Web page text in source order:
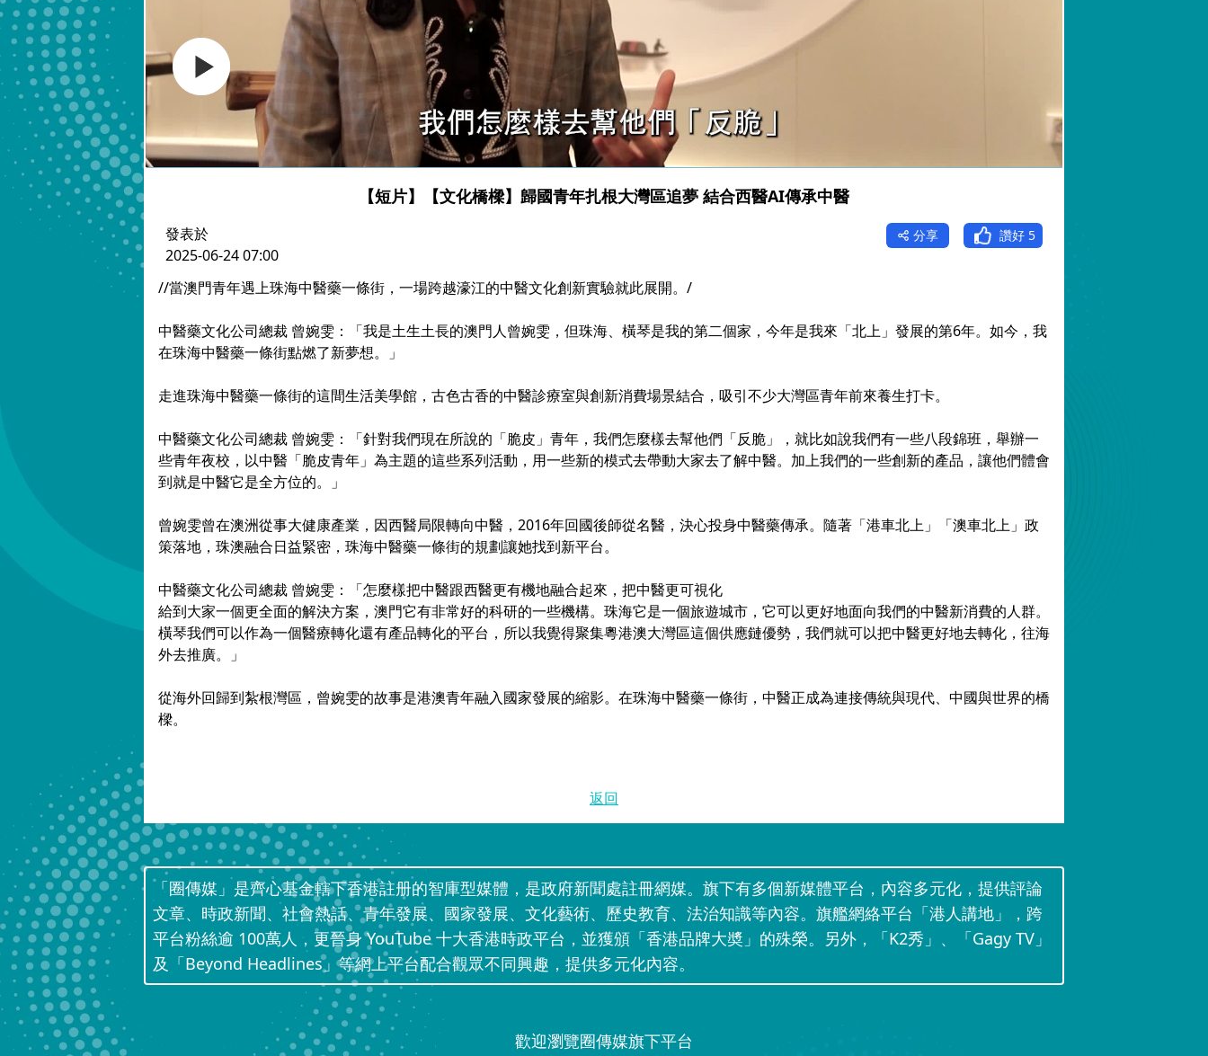
【短片】【文化橋樑】歸國青年扎根大灣區追夢 結合西醫AI傳承中醫
發表於
2025-06-24 07:00
分享 讚好 5
//當澳門青年遇上珠海中醫藥一條街，一場跨越濠江的中醫文化創新實驗就此展開。/
中醫藥文化公司總裁 曾婉雯：「我是土生土長的澳門人曾婉雯，但珠海、橫琴是我的第二個家，今年是我來「北上」發展的第6年。如今，我
在珠海中醫藥一條街點燃了新夢想。」
走進珠海中醫藥一條街的這間生活美學館，古色古香的中醫診療室與創新消費場景結合，吸引不少大灣區青年前來養生打卡。
中醫藥文化公司總裁 曾婉雯：「針對我們現在所說的「脆皮」青年，我們怎麼樣去幫他們「反脆」，就比如說我們有一些八段錦班，舉辦一
些青年夜校，以中醫「脆皮青年」為主題的這些系列活動，用一些新的模式去帶動大家去了解中醫。加上我們的一些創新的產品，讓他們體會
到就是中醫它是全方位的。」
曾婉雯曾在澳洲從事大健康產業，因西醫局限轉向中醫，2016年回國後師從名醫，決心投身中醫藥傳承。隨著「港車北上」「澳車北上」政
策落地，珠澳融合日益緊密，珠海中醫藥一條街的規劃讓她找到新平台。
中醫藥文化公司總裁 曾婉雯：「怎麼樣把中醫跟西醫更有機地融合起來，把中醫更可視化
給到大家一個更全面的解決方案，澳門它有非常好的科研的一些機構。珠海它是一個旅遊城市，它可以更好地面向我們的中醫新消費的人群。
橫琴我們可以作為一個醫療轉化還有產品轉化的平台，所以我覺得聚集粵港澳大灣區這個供應鏈優勢，我們就可以把中醫更好地去轉化，往海
外去推廣。」
從海外回歸到紮根灣區，曾婉雯的故事是港澳青年融入國家發展的縮影。在珠海中醫藥一條街，中醫正成為連接傳統與現代、中國與世界的橋
樑。
返回
「圈傳媒」是齊心基金轄下香港註册的智庫型媒體，是政府新聞處註冊網媒。旗下有多個新媒體平台，內容多元化，提供評論
文章、時政新聞、社會熱話、青年發展、國家發展、文化藝術、歷史教育、法治知識等內容。旗艦網絡平台「港人講地」，跨
平台粉絲逾 100萬人，更晉身 YouTube 十大香港時政平台，並獲頒「香港品牌大奬」的殊榮。另外，「K2秀」、「Gagy TV」
及「Beyond Headlines」等網上平台配合觀眾不同興趣，提供多元化內容。
歡迎瀏覽圈傳媒旗下平台